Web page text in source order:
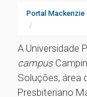
Portal Mackenzie
A Universidade
campus
Soluções, área
Presbiteriano